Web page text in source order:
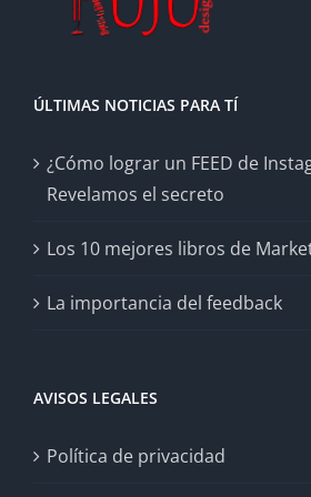
ÚLTIMAS NOTICIAS PARA TÍ
¿Cómo lograr un FEED de
Revelamos el secreto
Los 10 mejores libros de
La importancia del feedback
AVISOS LEGALES
Política de privacidad